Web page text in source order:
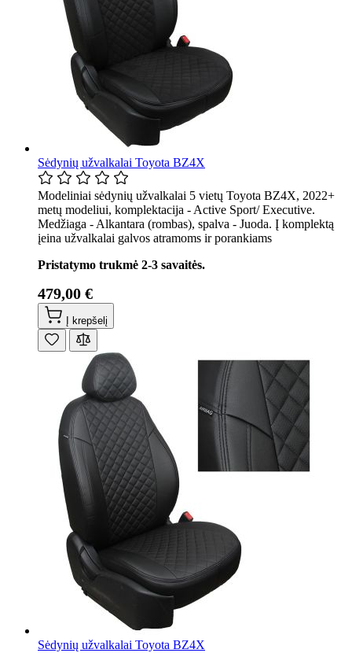
Sėdynių užvalkalai Toyota BZ4X
Modeliniai sėdynių užvalkalai 5 vietų Toyota BZ4X, 2022+
metų modeliui, komplektacija - Active Sport/ Executive.
Medžiaga - Alkantara (rombas), spalva - Juoda. Į komplektą
įeina užvalkalai galvos atramoms ir porankiams
Pristatymo trukmė 2-3 savaitės.
479,00 €
Į krepšelį
Sėdynių užvalkalai Toyota BZ4X